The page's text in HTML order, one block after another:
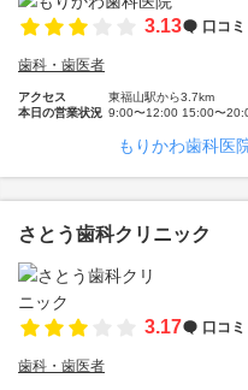
3.13 口コミ
歯科・歯医者
アクセス
東福山駅から3.7km
本日の営業状況 9:00〜12:00 15:00〜
もりかわ歯科医
さとう歯科クリニック
3.17 口コミ
歯科・歯医者